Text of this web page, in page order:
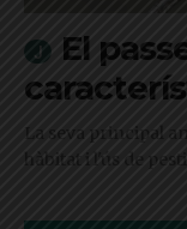
El
La seva principal
hàbitat i l'ús de